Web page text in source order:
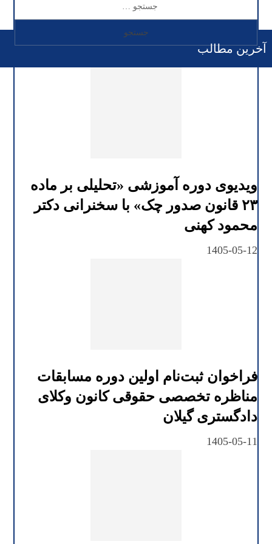
آخرین مطالب
ویدیوی دوره آموزشی «تحلیلی بر ماده
۲۳ قانون صدور چک» با سخنرانی دکتر
محمود کهنی
1405-05-12
فراخوان ثبت‌نام اولین دوره مسابقات
مناظره تخصصی حقوقی کانون وکلای
دادگستری گیلان
1405-05-11